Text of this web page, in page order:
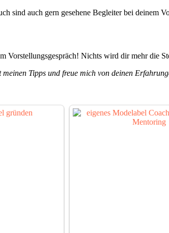
sind auch gern gesehene Begleiter bei deinem
Vorstellungsgespräch! Nichts wird dir mehr die
Tipps und freue mich von deinen